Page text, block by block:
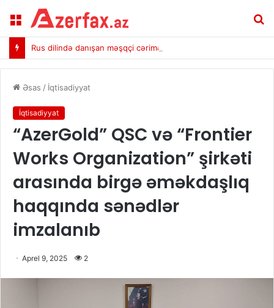
Menu
Rus dilində danışan məşqçi cərimələndi
Əsas / İqtisadiyyat
İqtisadiyyat
“AzerGold” QSC və “Frontier
Works Organization” şirkəti
arasında birgə əməkdaşlıq
haqqında sənədlər
imzalanıb
Aprel 9, 2025 2